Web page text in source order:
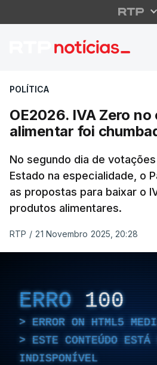
OE2026.
POLÍTICA
OE2026. IVA Zero no
alimentar foi
No segundo dia de
Estado na especialidade, o
as propostas para baixar o
produtos alimentares.
RTP / 21 Novembro 2025, 20:28
ERRO 100
ERROR ON HTML5
ESTE CONTEÚDO ESTÁ
INDISPONÍVEL